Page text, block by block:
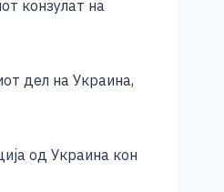
конзулат на
дел на Украина,
од Украина кон